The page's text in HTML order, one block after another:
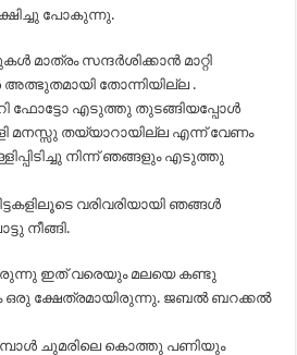
പോകുന്നു.
മാത്രം സന്ദർശിക്കാൻ മാറ്റി
അത്ഭുതമായി തോന്നിയില്ല .
ഫോട്ടോ എടുത്തു തുടങ്ങിയപ്പോൾ
മനസ്സു തയ്യാറായില്ല എന്ന് വേണം
നിന്ന് ഞങ്ങളും എടുത്തു
വരിവരിയായി ഞങ്ങൾ
നീങ്ങി.
ഇത് വരെയും മലയെ കണ്ടു
ഒരു ക്ഷേത്രമായിരുന്നു. ജബൽ ബറക്കൽ
ചുമരിലെ കൊത്തു പണിയും